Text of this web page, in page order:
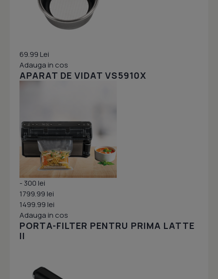
69.99 Lei
Adauga in cos
APARAT DE VIDAT VS5910X
- 300 lei
1799.99 lei
1499.99 lei
Adauga in cos
PORTA-FILTER PENTRU PRIMA LATTE
II